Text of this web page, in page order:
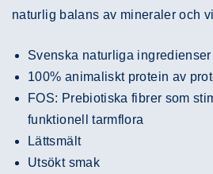
naturlig balans av mineraler och
Svenska naturliga ingredienser
100% animaliskt protein av
FOS: Prebiotiska fibrer som
funktionell tarmflora
Lättsmält
Utsökt smak